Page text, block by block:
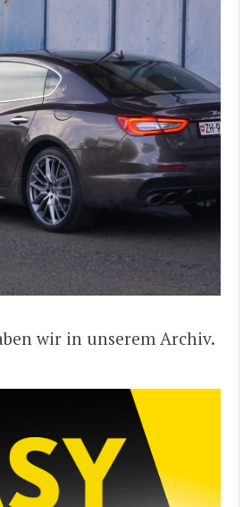
wir in unserem Archiv.